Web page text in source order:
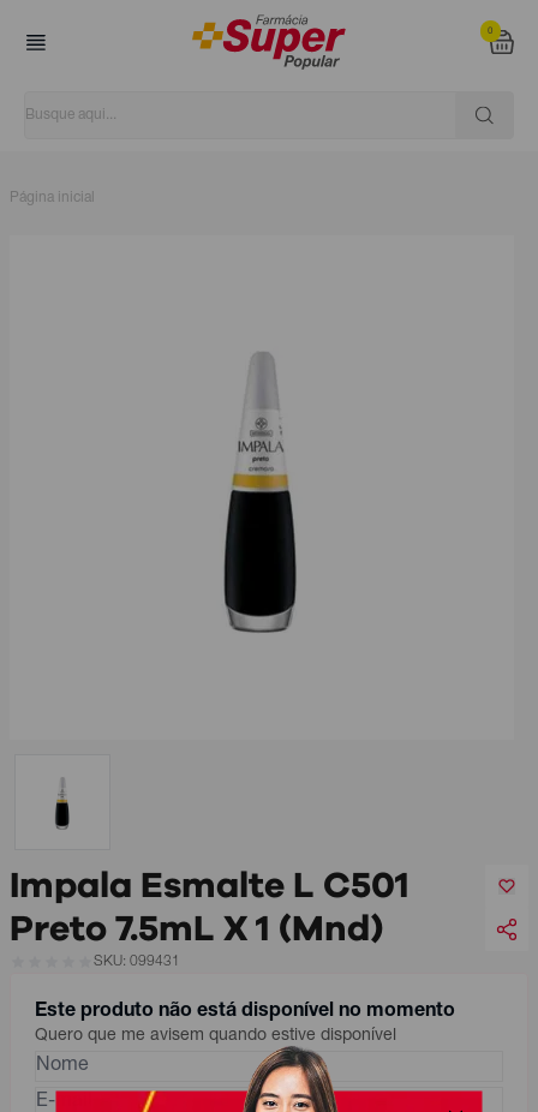
0
Página inicial
Impala Esmalte L C501
Preto 7.5mL X 1 (Mnd)
SKU: 099431
Este produto não está disponível no momento
Quero que me avisem quando estive disponível